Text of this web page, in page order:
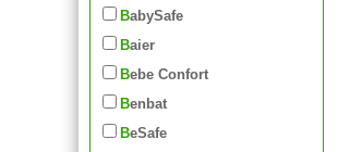
BabySafe
Baier
Bebe Confort
Benbat
BeSafe